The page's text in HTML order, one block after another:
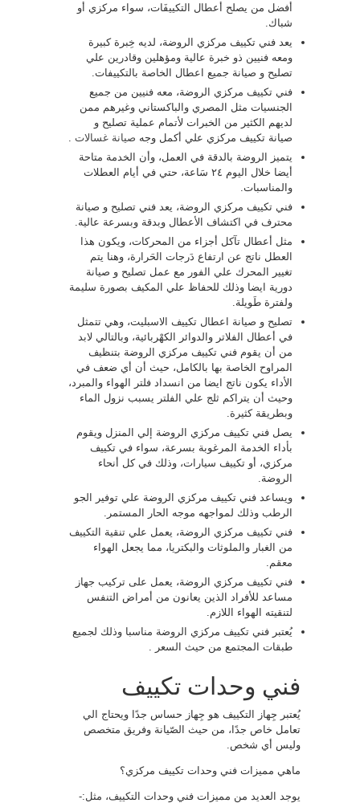
أفضل من يصلح أعطال التكييفَات، سواء مركزي أو
شباك.
يعد فني تكييف مركزي الروضة، لديه خِبرة كبيرة
ومعه فنيين ذو خبرة عالية ومؤهلين وقادرين علي
تصليح و صيانة جميع اعطال الخاصة بالتكييفات.
فني تكييف مركزي الروضة، معه فنيين من جميع
الجنسيات مثل المصري والباكستاني وغيرهم ممن
لديهم الكثير من الخبرات لأتمام عملية تصليح و
صيانة تكييف مركزي علي أكمل وجه صيانة غسالات
يتميز الروضة بالدقة في العمل، وأن الخدمة متاحة
أيضا خلال اليوم ٢٤ سَاعة، حتي في أيام العطلات
والمناسبات.
فني تكييف مركزي الروضة، يعد فني تصليح و صيانة
محترف في اكتشاف الأعطال وبدقة وبسرعة عالية.
مثل أعطال تآكل أجزاء من المحركات، ويكون هذا
العطل ناتج عن ارتفاع دَرجات الحَرارة، وهنا يتم
تغيير المحرك علي الفور مع عمل تصليح و صيانة
دورية ايضا وذلك للحفاظ علي المكيف بصورة سليمة
ولفترة طَويلة.
تصليح و صيانة اعطال تكييف الاسبليت، وهي تتمثل
في أعطال الفلاتر والدوائر الكهْربائية، وبالتالي لابد
من أن يقوم فني تكييف مركزي الروضة بتنظيف
المراوح الخاصة بها بالكامل، حيث أن أي ضعف في
الأداء يكون ناتج ايضا من انسداد فلتر الهواء والمبرد،
وحيث أن يتراكم ثلج علي الفلتر يسبب نزول الماء
وبطريقة كثيرة.
يصل فني تكييف مركزي الروضة إلي المنزل ويقوم
بأداء الخدمة المرغوبة بسرعة، سواء في تكييف
مركزي، أو تكييف سيارات، وذلك في كل أنحاء
الروضة.
ويساعد فني تكييف مركزي الروضة علي توفير الجو
الرطب وذلك لمواجهه موجه الحار المستمر.
فني تكييف مركزي الروضة، يعمل علي تنقية التكييف
من الغبار والملوثات والبكتريا، مما يجعل الهواء
معقم.
فني تكييف مركزي الروضة، يعمل على تركيب جهاز
مساعد للأفراد الذين يعانون من أمراض التنفس
لتنقيته الهواء اللازم.
يُعتبر فني تكييف مركزي الروضة مناسبا وذلك لجميع
طبقات المجتمع من حيث السعر .
فني وحدات تكييف
يُعتبر جِهاز التكييف هو جِهاز حساس جدًا ويحتاج الي
تعامل خاص جدًا، من حيث الصّيانة وفريق متخصص
وليس أي شخص.
ماهي مميزات فني وحدات تكييف مركزي؟
يوجد العديد من مميزات فني وحدات التكييف، مثل:-